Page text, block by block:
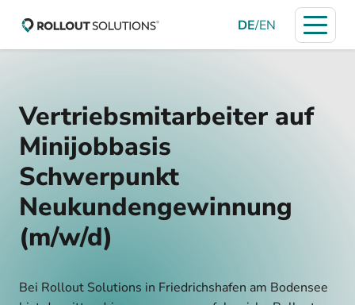
DE/EN
Vertriebsmitarbeiter auf
Minijobbasis
Schwerpunkt
Neukundengewinnung
(m/w/d)
Bei Rollout Solutions in Friedrichshafen am Bodensee